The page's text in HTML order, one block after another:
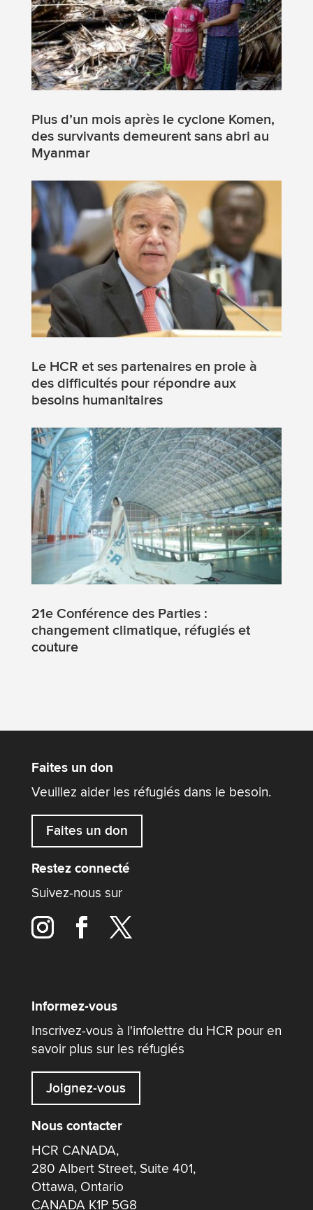
Plus d’un mois après le cyclone Komen,
des survivants demeurent sans abri au
Myanmar
Le HCR et ses partenaires en proie à
des difficultés pour répondre aux
besoins humanitaires
21e Conférence des Parties :
changement climatique, réfugiés et
couture
Faites un don
Veuillez aider les réfugiés dans le besoin.
Faites un don
Restez connecté
Suivez-nous sur
Informez-vous
Inscrivez-vous à l'infolettre du HCR pour en
savoir plus sur les réfugiés
Joignez-vous
Nous contacter
HCR CANADA,
280 Albert Street, Suite 401,
Ottawa, Ontario
CANADA K1P 5G8